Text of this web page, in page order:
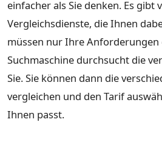
einfacher als Sie denken. Es gibt
Vergleichsdienste, die Ihnen
müssen nur Ihre Anforderungen
Suchmaschine durchsucht die
Sie. Sie können dann die
vergleichen und den Tarif
Ihnen passt.